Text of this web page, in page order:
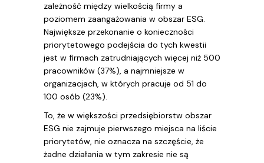
zależność między wielkością firmy a
poziomem zaangażowania w obszar ESG.
Największe przekonanie o konieczności
priorytetowego podejścia do tych kwestii
jest w firmach zatrudniających więcej niż 500
pracowników (37%), a najmniejsze w
organizacjach, w których pracuje od 51 do
100 osób (23%).
To, że w większości przedsiębiorstw obszar
ESG nie zajmuje pierwszego miejsca na liście
priorytetów, nie oznacza na szczęście, że
żadne działania w tym zakresie nie są